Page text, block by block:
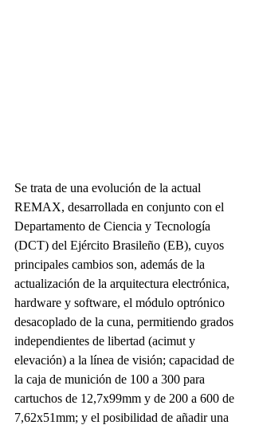
Se trata de una evolución de la actual
REMAX, desarrollada en conjunto con el
Departamento de Ciencia y Tecnología
(DCT) del Ejército Brasileño (EB), cuyos
principales cambios son, además de la
actualización de la arquitectura electrónica,
hardware y software, el módulo optrónico
desacoplado de la cuna, permitiendo grados
independientes de libertad (acimut y
elevación) a la línea de visión; capacidad de
la caja de munición de 100 a 300 para
cartuchos de 12,7x99mm y de 200 a 600 de
7,62x51mm; y el posibilidad de añadir una